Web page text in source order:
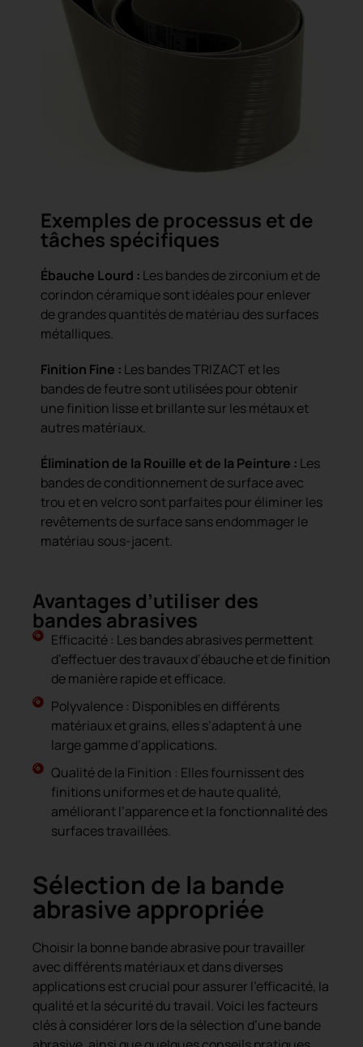
Exemples de processus et de
tâches spécifiques
Ébauche Lourd : Les bandes de zirconium et de
corindon céramique sont idéales pour enlever
de grandes quantités de matériau des surfaces
métalliques.
Finition Fine : Les bandes TRIZACT et les
bandes de feutre sont utilisées pour obtenir
une finition lisse et brillante sur les métaux et
autres matériaux.
Élimination de la Rouille et de la Peinture : Les
bandes de conditionnement de surface avec
trou et en velcro sont parfaites pour éliminer les
revêtements de surface sans endommager le
matériau sous-jacent.
Avantages d’utiliser des
bandes abrasives
Efficacité : Les bandes abrasives permettent
d’effectuer des travaux d’ébauche et de finition
de manière rapide et efficace.
Polyvalence : Disponibles en différents
matériaux et grains, elles s’adaptent à une
large gamme d’applications.
Qualité de la Finition : Elles fournissent des
finitions uniformes et de haute qualité,
améliorant l’apparence et la fonctionnalité des
surfaces travaillées.
Sélection de la bande
abrasive appropriée
Choisir la bonne bande abrasive pour travailler
avec différents matériaux et dans diverses
applications est crucial pour assurer l’efficacité, la
qualité et la sécurité du travail. Voici les facteurs
clés à considérer lors de la sélection d’une bande